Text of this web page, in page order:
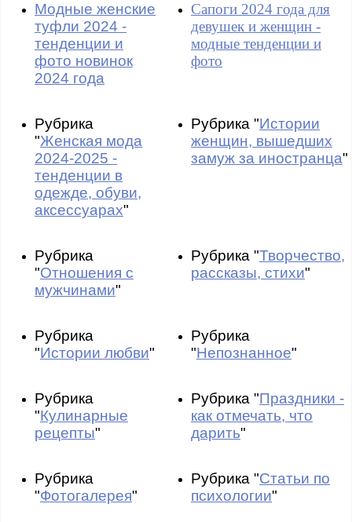
Модные женские
туфли 2024 -
тенденции и
фото новинок
2024 года
Сапоги 2024 года для
девушек и женщин -
модные тенденции и
фото
Рубрика
"Женская мода
2024-2025 -
тенденции в
одежде, обуви,
аксессуарах"
Рубрика "Истории
женщин, вышедших
замуж за иностранца"
Рубрика
"Отношения с
мужчинами"
Рубрика "Творчество,
рассказы, стихи"
Рубрика
"Истории любви"
Рубрика
"Непознанное"
Рубрика
"Кулинарные
рецепты"
Рубрика "Праздники -
как отмечать, что
дарить"
Рубрика
"Фотогалерея"
Рубрика "Статьи по
психологии"